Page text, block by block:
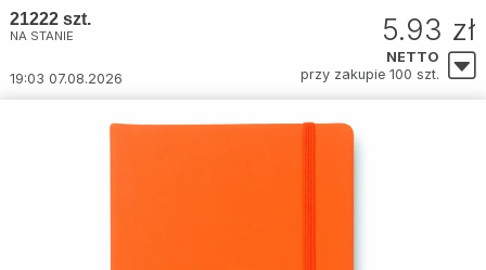
21222 szt.
NA STANIE
19:03 07.08.2026
5.93 zł
NETTO
przy zakupie 100 szt.